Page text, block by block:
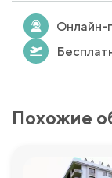
Онлайн-
Похожие